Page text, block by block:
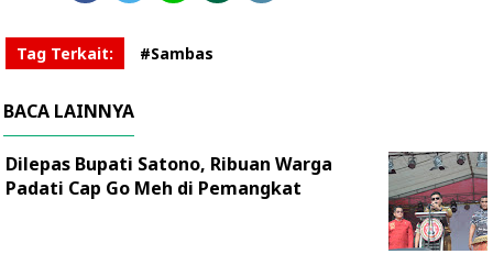
Tag Terkait: #Sambas
BACA LAINNYA
Dilepas Bupati Satono, Ribuan Warga
Padati Cap Go Meh di Pemangkat